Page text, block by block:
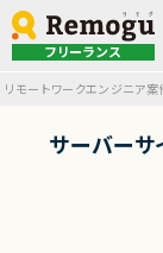
フリーランス
リモートワークエンジニア案
サーバー